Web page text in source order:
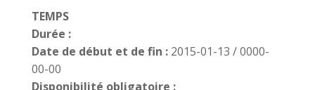
TEMPS
Durée :
Date de début et de fin : 2015-01-13 / 0000-
00-00
Disponibilité obligatoire :